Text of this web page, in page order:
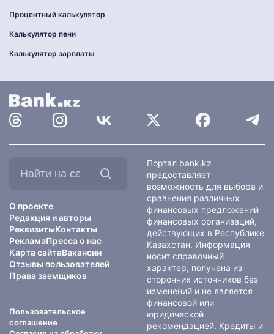
Процентный калькулятор
Калькулятор пени
Калькулятор зарплаты
О проекте
Редакция и авторы
РеквизитыКонтакты
РекламаПресса о нас
Карта сайтаВакансии
Отзывы пользователей
Права заемщиков
Пользовательское
соглашение
Портал bank.kz
предоставляет
возможность для выбора и
сравнения различных
финансовых предложений
финансовых организаций,
действующих в Республике
Казахстан. Информация
носит справочный
характер, получена из
сторонних источников без
изменений и не является
финансовой или
юридической
рекомендацией. Кредиты и